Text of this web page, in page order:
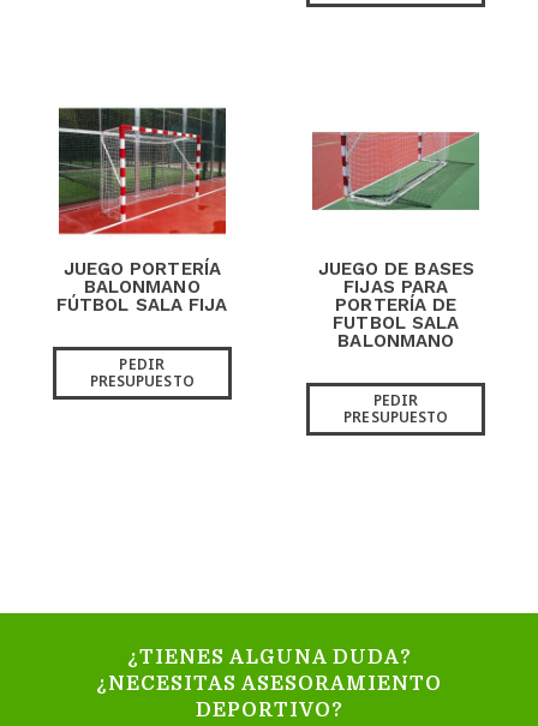
JUEGO PORTERÍA
BALONMANO
FÚTBOL SALA FIJA
PEDIR
PRESUPUESTO
JUEGO DE BASES
FIJAS PARA
PORTERÍA DE
FUTBOL SALA
BALONMANO
PEDIR
PRESUPUESTO
¿TIENES ALGUNA DUDA?
¿NECESITAS ASESORAMIENTO
DEPORTIVO?